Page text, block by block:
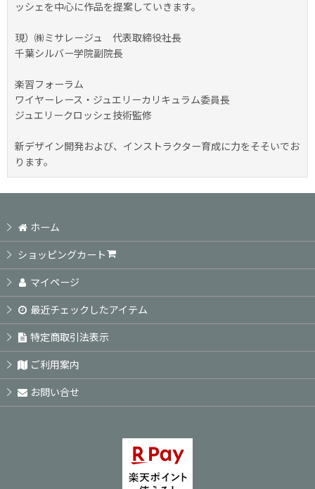
ッシェを中心に作品を提案していきます。
現）㈱ミサレージュ 代表取締役社長
千葉シルバー学院副院長
楽習フォーラム
ワイヤーレース・ジュエリーカリキュラム委員長
ジュエリークロッシェ技術監修
新デザイン開発および、インストラクター育成に力をそそいでお
ります。
ホーム
ショッピングカート
マイページ
最近チェックしたアイテム
特定商取引法表示
ご利用案内
お問い合せ